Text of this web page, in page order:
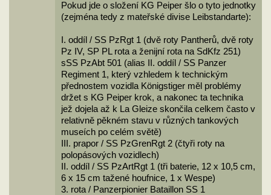
Pokud jde o složení KG Peiper šlo o tyto jednotky
(zejména tedy z mateřské divise Leibstandarte):
I. oddíl / SS PzRgt 1 (dvě roty Pantherů, dvě roty
Pz IV, SP PL rota a ženijní rota na SdKfz 251)
sSS PzAbt 501 (alias II. oddíl / SS Panzer
Regiment 1, který vzhledem k technickým
přednostem vozidla Königstiger měl problémy
držet s KG Peiper krok, a nakonec ta technika
jež dojela až k La Gleize skončila celkem často v
relativně pěkném stavu v různých tankových
museích po celém světě)
III. prapor / SS PzGrenRgt 2 (čtyři roty na
polopásových vozidlech)
II. oddíl / SS PzArtRgt 1 (tři baterie, 12 x 10,5 cm,
6 x 15 cm tažené houfnice, 1 x Wespe)
3. rota / Panzerpionier Bataillon SS 1